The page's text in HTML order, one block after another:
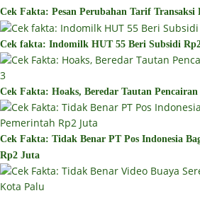
Cek Fakta: Pesan Perubahan Tarif Transaksi
Cek fakta: Indomilk HUT 55 Beri Subsidi
Cek Fakta: Hoaks, Beredar Tautan
Cek Fakta: Tidak Benar PT Pos Indonesia
Rp2 Juta